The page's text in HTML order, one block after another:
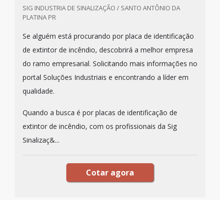
SIG INDUSTRIA DE SINALIZAÇÃO / SANTO ANTÔNIO DA
PLATINA PR
Se alguém está procurando por placa de identificação
de extintor de incêndio, descobrirá a melhor empresa
do ramo empresarial. Solicitando mais informações no
portal Soluções Industriais e encontrando a líder em
qualidade.
Quando a busca é por placas de identificação de
extintor de incêndio, com os profissionais da Sig
Sinalizaç&...
Cotar agora